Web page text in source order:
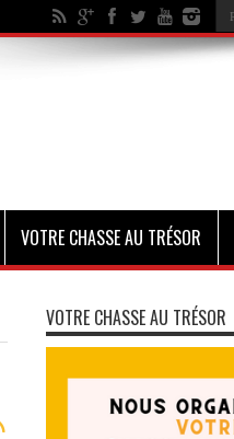
VOTRE CHASSE AU TRÉSOR
VOTRE CHASSE AU TRÉSOR